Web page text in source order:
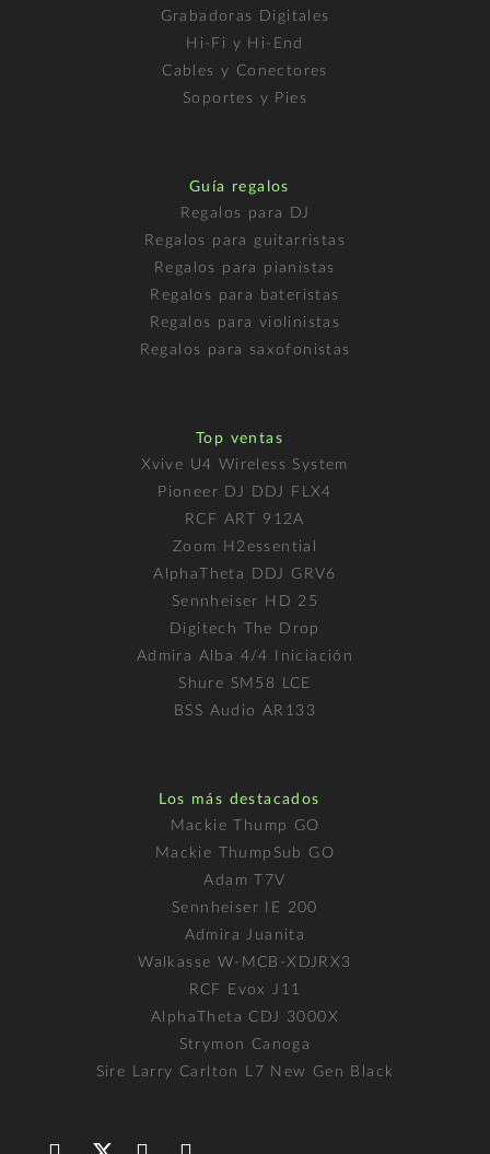
Grabadoras Digitales
Hi-Fi y Hi-End
Cables y Conectores
Soportes y Pies
Guía regalos
Regalos para DJ
Regalos para guitarristas
Regalos para pianistas
Regalos para bateristas
Regalos para violinistas
Regalos para saxofonistas
Top ventas
Xvive U4 Wireless System
Pioneer DJ DDJ FLX4
RCF ART 912A
Zoom H2essential
AlphaTheta DDJ GRV6
Sennheiser HD 25
Digitech The Drop
Admira Alba 4/4 Iniciación
Shure SM58 LCE
BSS Audio AR133
Los más destacados
Mackie Thump GO
Mackie ThumpSub GO
Adam T7V
Sennheiser IE 200
Admira Juanita
Walkasse W-MCB-XDJRX3
RCF Evox J11
AlphaTheta CDJ 3000X
Strymon Canoga
Sire Larry Carlton L7 New Gen Black